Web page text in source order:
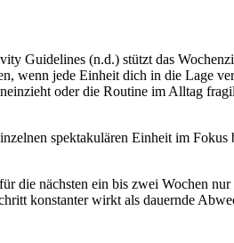
Guidelines (n.d.) stützt das
wenn jede Einheit dich in die Lage
oder die Routine im Alltag
spektakulären Einheit im
die nächsten ein bis zwei Wochen
konstanter wirkt als dauernde